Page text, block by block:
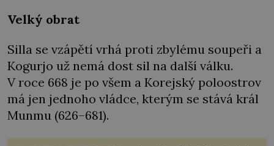
Velký obrat
Silla se vzápětí vrhá proti zbylému soupeři a
Kogurjo už nemá dost sil na další válku.
V roce 668 je po všem a Korejský poloostrov
má jen jednoho vládce, kterým se stává král
Munmu (626–681).